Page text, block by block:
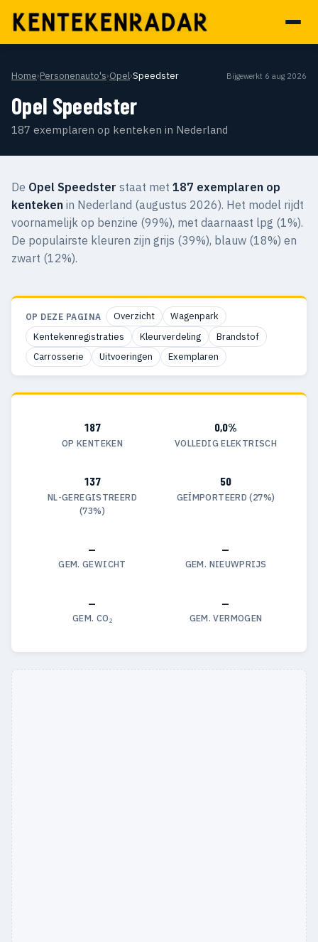
Home›Personenauto's›Opel›Speedster Bijgewerkt 6 aug 2026
Opel Speedster
187 exemplaren op kenteken in Nederland
De Opel Speedster staat met 187 exemplaren op
kenteken in Nederland (augustus 2026). Het model rijdt
voornamelijk op benzine (99%), met daarnaast lpg (1%).
De populairste kleuren zijn grijs (39%), blauw (18%) en
zwart (12%).
OP DEZE PAGINA Overzicht
Wagenpark
Kentekenregistraties
Kleurverdeling
Brandstof
Carrosserie
Uitvoeringen Exemplaren
187
OP KENTEKEN
0,0%
VOLLEDIG ELEKTRISCH
137
NL-GEREGISTREERD
(73%)
50
GEÏMPORTEERD (27%)
—
GEM. GEWICHT
—
GEM. NIEUWPRIJS
—
GEM. CO₂
—
GEM. VERMOGEN